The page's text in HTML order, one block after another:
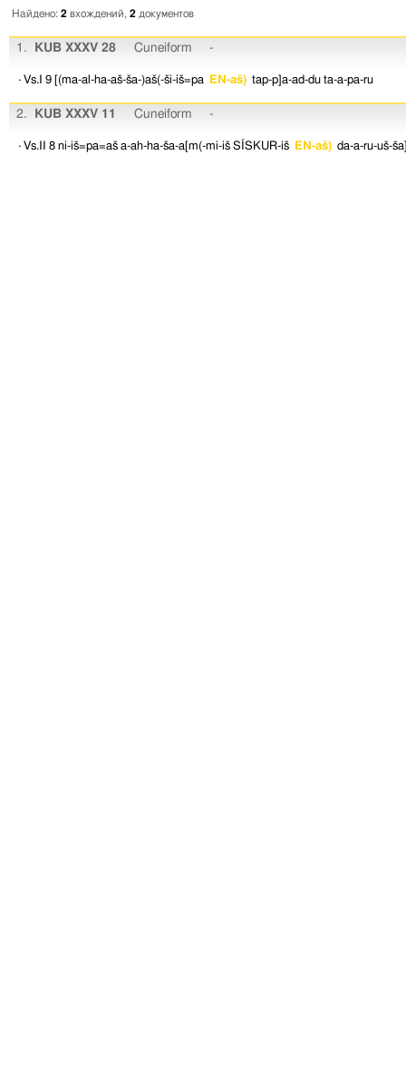
Найдено: 2 вхождений, 2 документов
1. KUB XXXV 28 Cuneiform -
· Vs.I 9 [(ma-al-ha-aš-ša-)aš(-ši-iš=pa EN-aš) tap-p]a-ad-du ta-a-pa-ru
2. KUB XXXV 11 Cuneiform -
· Vs.II 8 ni-iš=pa=aš a-ah-ha-ša-a[m(-mi-iš SÍSKUR-iš EN-aš) da-a-ru-uš-